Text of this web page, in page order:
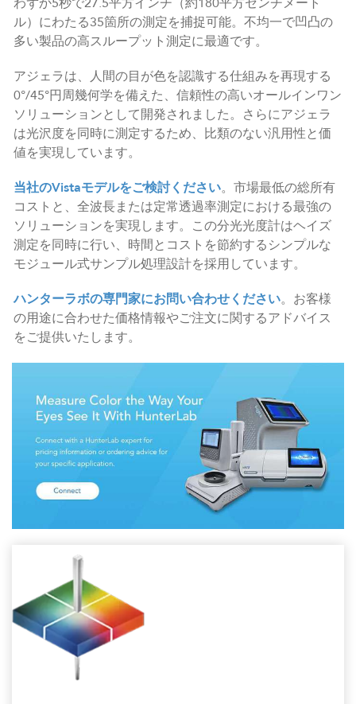
ル）にわたる35箇所の測定を捕捉可能。不均一で凹凸の
多い製品の高スループット測定に最適です。
アジェラは、人間の目が色を認識する仕組みを再現する
0°/45°円周幾何学を備えた、信頼性の高いオールインワン
ソリューションとして開発されました。さらにアジェラ
は光沢度を同時に測定するため、比類のない汎用性と価
値を実現しています。
当社のVistaモデルをご検討ください。市場最低の総所有
コストと、全波長または定常透過率測定における最強の
ソリューションを実現します。この分光光度計はヘイズ
測定を同時に行い、時間とコストを節約するシンプルな
モジュール式サンプル処理設計を採用しています。
ハンターラボの専門家にお問い合わせください。お客様
の用途に合わせた価格情報やご注文に関するアドバイス
をご提供いたします。